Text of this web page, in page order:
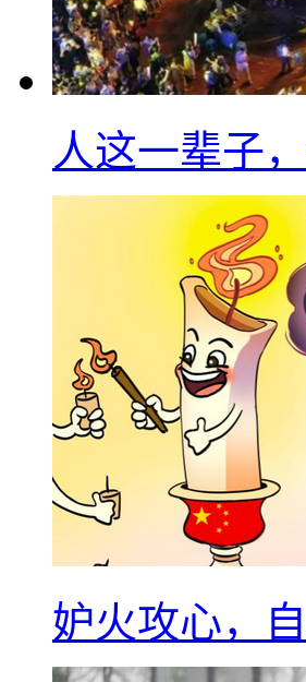
人这一辈子
妒火攻心，